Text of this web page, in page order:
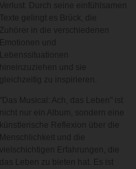
Verlust. Durch seine einfühlsamen
Texte gelingt es Brück, die
Zuhörer in die verschiedenen
Emotionen und
Lebenssituationen
hineinzuziehen und sie
gleichzeitig zu inspirieren.
"Das Musical: Ach, das Leben" ist
nicht nur ein Album, sondern eine
künstlerische Reflexion über die
Menschlichkeit und die
vielschichtigen Erfahrungen, die
das Leben zu bieten hat. Es ist